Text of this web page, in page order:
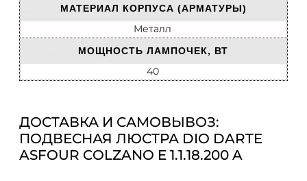
МАТЕРИАЛ КОРПУСА (АРМАТУРЫ)
Металл
МОЩНОСТЬ ЛАМПОЧЕК, ВТ
40
ДОСТАВКА И САМОВЫВОЗ:
ПОДВЕСНАЯ ЛЮСТРА DIO DARTE
ASFOUR COLZANO E 1.1.18.200 A